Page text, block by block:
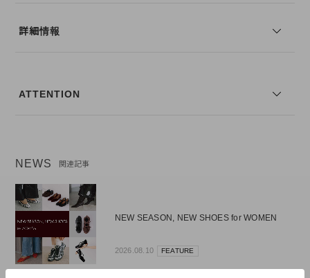
詳細情報
ATTENTION
NEWS 関連記事
NEW SEASON, NEW SHOES for WOMEN
2026.08.10 FEATURE